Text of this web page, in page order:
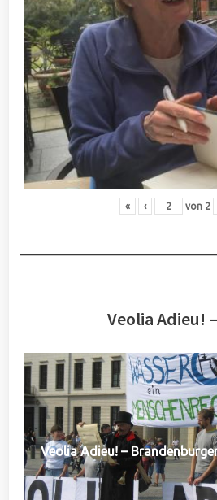
« ‹ von 2
Veolia Adieu!
Veolia Adieu! –